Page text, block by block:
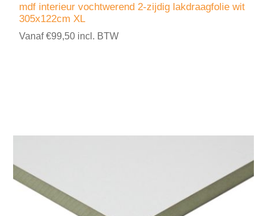
mdf interieur vochtwerend 2-zijdig lakdraagfolie wit
305x122cm XL
Vanaf €99,50 incl. BTW